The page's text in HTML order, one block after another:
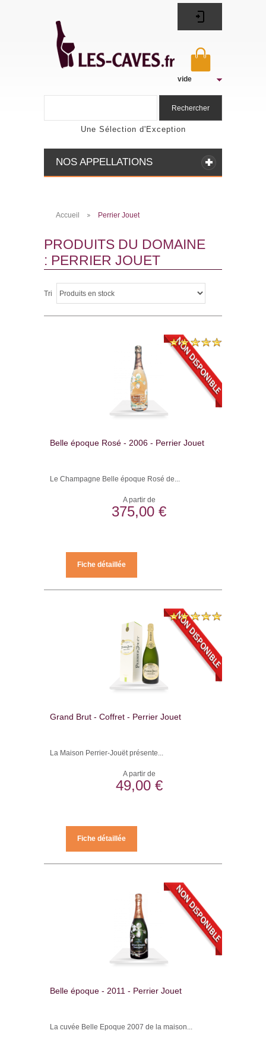
Une Sélection d'Exception
vide
NOS APPELLATIONS
Rechercher
Accueil
Perrier Jouet
PRODUITS DU DOMAINE
: PERRIER JOUET
Tri
Belle époque Rosé - 2006 - Perrier Jouet
Le Champagne Belle époque Rosé de...
A partir de
375,00 €
Fiche détaillée
Grand Brut - Coffret - Perrier Jouet
La Maison Perrier-Jouët présente...
A partir de
49,00 €
Fiche détaillée
Belle époque - 2011 - Perrier Jouet
La cuvée Belle Epoque 2007 de la maison...